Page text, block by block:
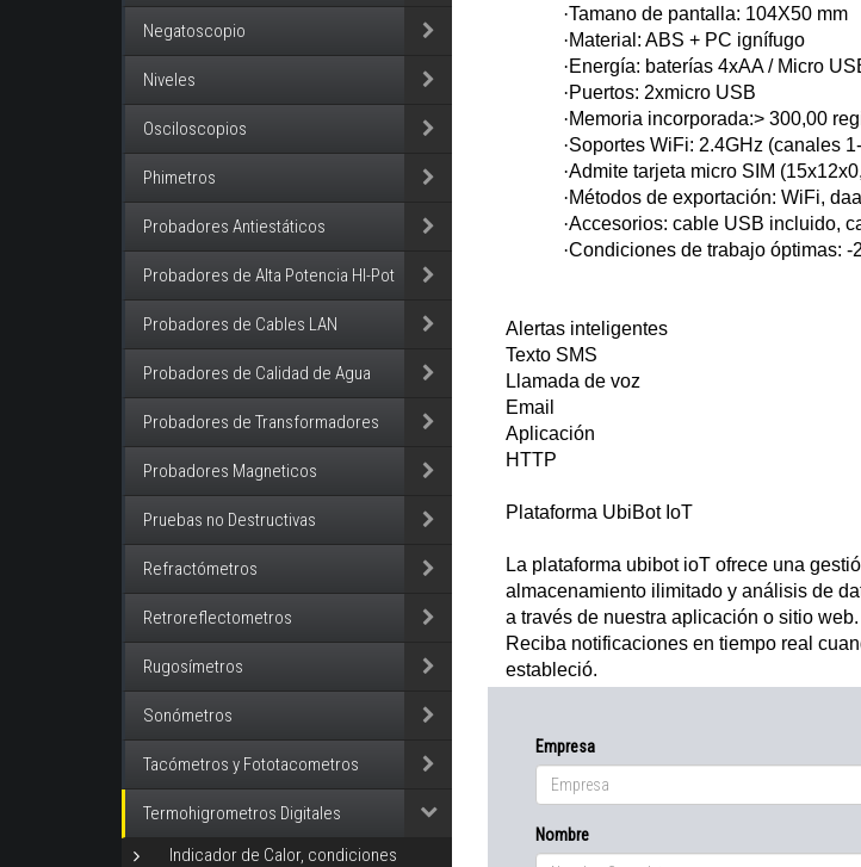
Negatoscopio
Niveles
Osciloscopios
Phimetros
Probadores Antiestáticos
Probadores de Alta Potencia HI-Pot
Probadores de Cables LAN
Probadores de Calidad de Agua
Probadores de Transformadores
Probadores Magneticos
Pruebas no Destructivas
Refractómetros
Retroreflectometros
Rugosímetros
Sonómetros
Tacómetros y Fototacometros
Termohigrometros Digitales
Indicador de Calor, condiciones
·Tamano de pantalla: 104X50 mm
·Material: ABS + PC ignífugo
·Energía: baterías 4xAA / Micro
·Puertos: 2xmicro USB
·Memoria incorporada:> 300,00
·Soportes WiFi: 2.4GHz (canales
·Admite tarjeta micro SIM
·Métodos de exportación: WiFi,
·Accesorios: cable USB incluido,
·Condiciones de trabajo óptimas: -
Alertas inteligentes
Texto SMS
Llamada de voz
Email
Aplicación
HTTP
Plataforma UbiBot IoT
La plataforma ubibot ioT ofrece una
almacenamiento ilimitado y análisis de
a través de nuestra aplicación o sitio web.
Reciba notificaciones en tiempo real
estableció.
Empresa
Nombre